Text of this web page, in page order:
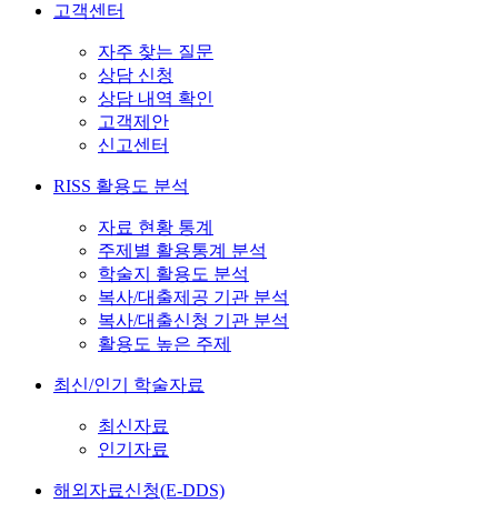
고객센터
자주 찾는 질문
상담 신청
상담 내역 확인
고객제안
신고센터
RISS 활용도 분석
자료 현황 통계
주제별 활용통계 분석
학술지 활용도 분석
복사/대출제공 기관 분석
복사/대출신청 기관 분석
활용도 높은 주제
최신/인기 학술자료
최신자료
인기자료
해외자료신청(E-DDS)